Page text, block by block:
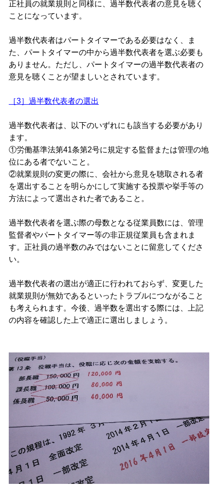
正社員の就業規則と同様に、過半数代表者の意見を聴く
ことになっています。
過半数代表者はパートタイマーである必要はなく、ま
た、パートタイマーの中から過半数代表者を選ぶ必要も
ありません。ただし、パートタイマーの過半数代表者の
意見を聴くことが望ましいとされています。
［3］過半数代表者の選出
過半数代表者は、以下のいずれにも該当する必要があり
ます。
①労働基準法第41条第2号に規定する監督または管理の地
位にある者でないこと。
②就業規則の変更の際に、会社から意見を聴取される者
を選出することを明らかにして実施する投票や挙手等の
方法によって選出された者であること。
過半数代表者を選ぶ際の母数となる従業員数には、管理
監督者やパートタイマー等の非正規従業員も含まれま
す。正社員の過半数のみではないことに留意してくださ
い。
過半数代表者の選出が適正に行われておらず、変更した
就業規則が無効であるといったトラブルにつながること
も考えられます。今後、過半数を選出する際には、上記
の内容を確認した上で適正に選出しましょう。